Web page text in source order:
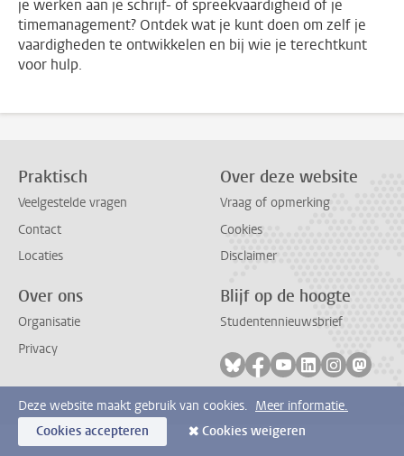
je werken aan je schrijf- of spreekvaardigheid of je
timemanagement? Ontdek wat je kunt doen om zelf je
vaardigheden te ontwikkelen en bij wie je terechtkunt
voor hulp.
Praktisch
Veelgestelde vragen
Contact
Locaties
Over deze website
Vraag of opmerking
Cookies
Disclaimer
Over ons
Organisatie
Privacy
Blijf op de hoogte
Studentennieuwsbrief
Volg ons op bluesky
Volg ons op facebook
Volg ons op
Volg ons op
Volg ons
Volg
Deze website maakt gebruik van cookies. Meer informatie.
Cookies accepteren
Cookies weigeren